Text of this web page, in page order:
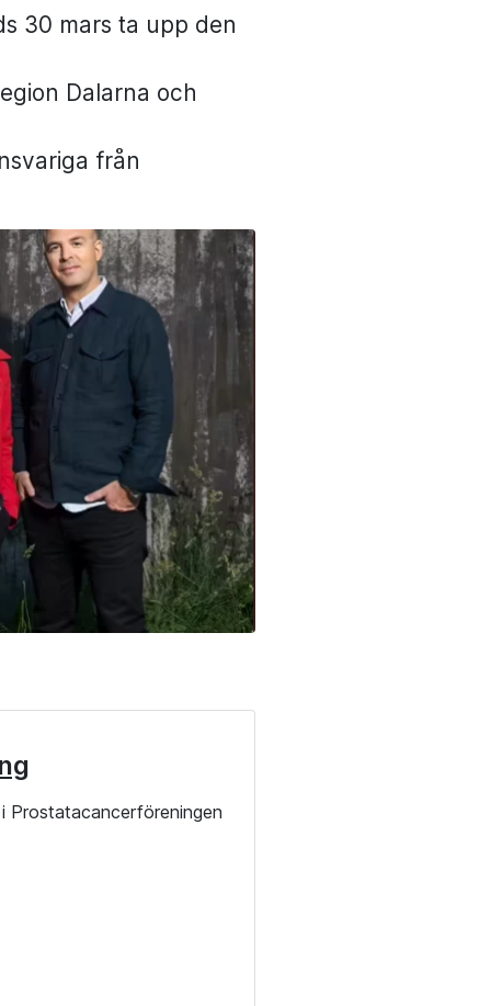
30 mars ta upp den
Dalarna och
från
Prostatacancerföreningen